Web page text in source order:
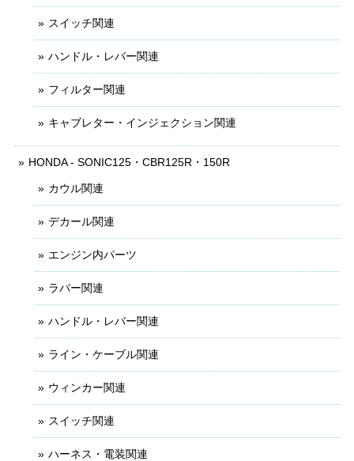
スイッチ関連
ハンドル・レバー関連
フィルター関連
キャブレター・インジェクション関連
HONDA - SONIC125・CBR125R・150R
カウル関連
デカール関連
エンジン内パーツ
ラバー関連
ハンドル・レバー関連
ライン・ケーブル関連
ウィンカー関連
スイッチ関連
ハーネス・電装関連